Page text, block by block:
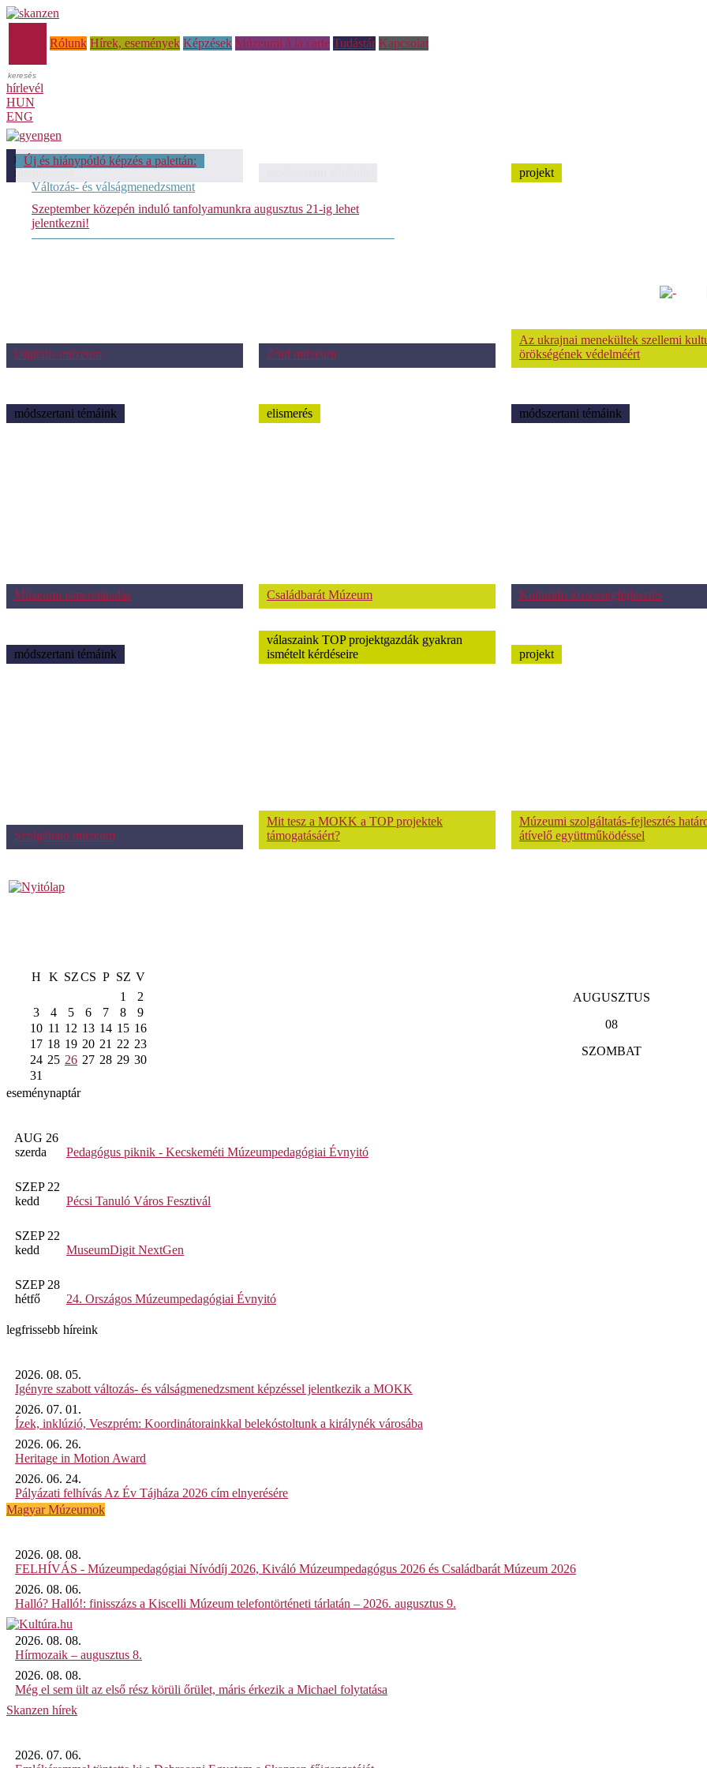
Rólunk Hírek, események Képzések Múzeumi à la carte Tudástár Kapcsolat
hírlevél
HUN
ENG
Új és hiánypótló képzés a palettán:
Változás- és válságmenedzsment
Szeptember közepén induló tanfolyamunkra augusztus 21-ig lehet
jelentkezni!
módszertani témáink: Mesterséges
intelligencia
Digitális múzeum Zöld múzeum
projekt
Az ukrajnai menekültek szellemi
örökségének védelméért
módszertani témáink
Múzeumi ismeretátadás
elismerés
Családbarát Múzeum
módszertani témáink
Kulturális közösségfejlesztés
módszertani témáink
Szolgáltató múzeum
válaszaink TOP projektgazdák gyakran
ismételt kérdéseire
Mit tesz a MOKK a TOP projektek
támogatásáért?
projekt
Múzeumi szolgáltatás-fejlesztés
átívelő együttműködéssel
H K SZCS P SZ V
1
2
3
4 5 6 7 8
9
10 11 12 13 14 15 16
17 18 19 20 21 22 23
24 25 26 27 28 29 30
31
AUGUSZTUS
08
SZOMBAT
eseménynaptár
AUG 26
szerda
Pedagógus piknik - Kecskeméti Múzeumpedagógiai Évnyitó
SZEP 22
kedd
Pécsi Tanuló Város Fesztivál
SZEP 22
kedd
MuseumDigit NextGen
SZEP 28
hétfő
24. Országos Múzeumpedagógiai Évnyitó
legfrissebb híreink
2026. 08. 05.
Igényre szabott változás- és válságmenedzsment képzéssel jelentkezik a MOKK
2026. 07. 01.
Ízek, inklúzió, Veszprém: Koordinátorainkkal belekóstoltunk a királynék városába
2026. 06. 26.
Heritage in Motion Award
2026. 06. 24.
Pályázati felhívás Az Év Tájháza 2026 cím elnyerésére
Magyar Múzeumok
2026. 08. 08.
FELHÍVÁS - Múzeumpedagógiai Nívódíj 2026, Kiváló Múzeumpedagógus 2026 és Családbarát Múzeum 2026
2026. 08. 06.
Halló? Halló!: finisszázs a Kiscelli Múzeum telefontörténeti tárlatán – 2026. augusztus 9.
2026. 08. 08.
Hírmozaik – augusztus 8.
2026. 08. 08.
Még el sem ült az első rész körüli őrület, máris érkezik a Michael folytatása
Skanzen hírek
2026. 07. 06.